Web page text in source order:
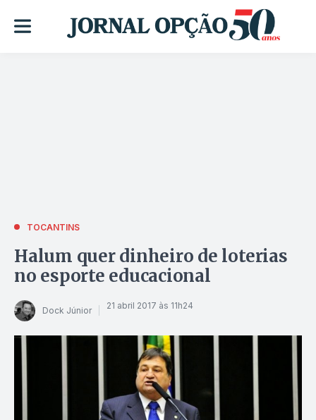
TOCANTINS
Halum quer dinheiro de loterias
no esporte educacional
Dock Júnior 21 abril 2017 às 11h24